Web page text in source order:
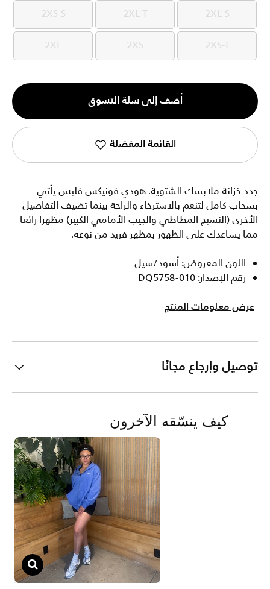
2XL-S
2XL-S
2XL-T
2XL-T
2XS-S
2XS-S
2XS-T
2XS-T
2XS
2XS
2XL
2XL
الكمية
1
أضف إلى سلة التسوق
القائمة المفضلة
جدد خزانة ملابسك الشتوية. هودي فونيكس فليس يأتي
بسحاب كامل لتنعم بالاسترخاء والراحة بينما تضيف التفاصيل
الأخرى (النسيج المطاطي والجيب الأمامي الكبير) مظهرا رائعا
مما يساعدك على الظهور بمظهر فريد من نوعه.
اللون المعروض: أسود/سيل
رقم الإصدار: DQ5758-010
عرض معلومات المنتج
توصيل وإرجاع مجانًا